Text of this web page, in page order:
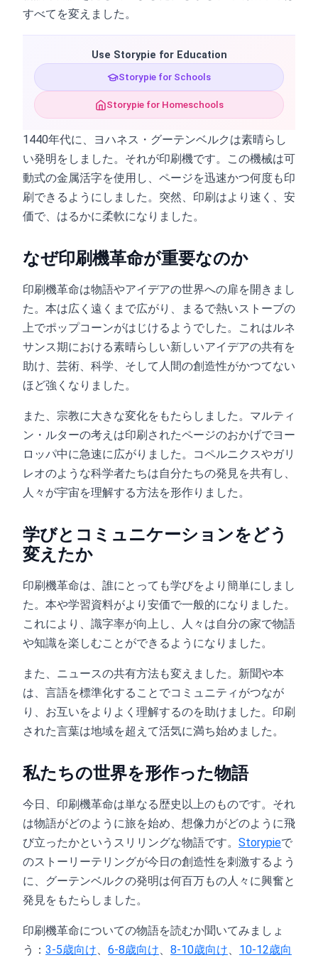
すべてを変えました。
Use Storypie for Education
Storypie for Schools
Storypie for Homeschools
1440年代に、ヨハネス・グーテンベルクは素晴らし
い発明をしました。それが印刷機です。この機械は可
動式の金属活字を使用し、ページを迅速かつ何度も印
刷できるようにしました。突然、印刷はより速く、安
価で、はるかに柔軟になりました。
なぜ印刷機革命が重要なのか
印刷機革命は物語やアイデアの世界への扉を開きまし
た。本は広く遠くまで広がり、まるで熱いストーブの
上でポップコーンがはじけるようでした。これはルネ
サンス期における素晴らしい新しいアイデアの共有を
助け、芸術、科学、そして人間の創造性がかつてない
ほど強くなりました。
また、宗教に大きな変化をもたらしました。マルティ
ン・ルターの考えは印刷されたページのおかげでヨー
ロッパ中に急速に広がりました。コペルニクスやガリ
レオのような科学者たちは自分たちの発見を共有し、
人々が宇宙を理解する方法を形作りました。
学びとコミュニケーションをどう
変えたか
印刷機革命は、誰にとっても学びをより簡単にしまし
た。本や学習資料がより安価で一般的になりました。
これにより、識字率が向上し、人々は自分の家で物語
や知識を楽しむことができるようになりました。
また、ニュースの共有方法も変えました。新聞や本
は、言語を標準化することでコミュニティがつなが
り、お互いをよりよく理解するのを助けました。印刷
された言葉は地域を超えて活気に満ち始めました。
私たちの世界を形作った物語
今日、印刷機革命は単なる歴史以上のものです。それ
は物語がどのように旅を始め、想像力がどのように飛
び立ったかというスリリングな物語です。 Storypieで
のストーリーテリングが今日の創造性を刺激するよう
に、グーテンベルクの発明は何百万もの人々に興奮と
発見をもたらしました。
印刷機革命についての物語を読むか聞いてみましょ
う： 3-5歳向け、 6-8歳向け、 8-10歳向け、 10-12歳向